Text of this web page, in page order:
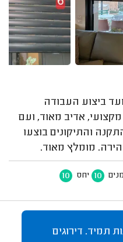
ביצוע העבודה
אדיב מאוד, ועם
והתיקונים בוצעו
מומלץ מאוד.
10 יחס 10
תמיד. דירוגים